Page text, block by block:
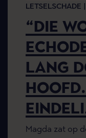
LETSELSCHADE |
“DIE
LANG
Magda zat op